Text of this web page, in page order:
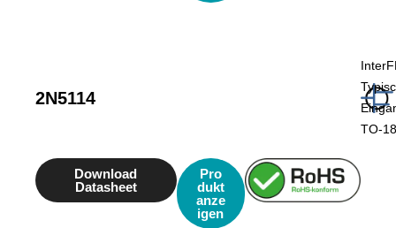
2N5114
TO-
Pro
dukt
anze
igen
Download
Datasheet